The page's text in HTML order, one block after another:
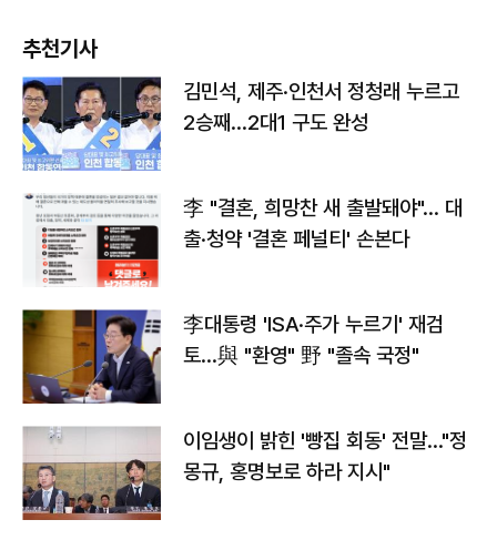
추천기사
김민석, 제주·인천서 정청래 누르고
2승째…2대1 구도 완성
李 "결혼, 희망찬 새 출발돼야"… 대
출·청약 '결혼 페널티' 손본다
李대통령 'ISA·주가 누르기' 재검
토…與 "환영" 野 "졸속 국정"
이임생이 밝힌 '빵집 회동' 전말…"정
몽규, 홍명보로 하라 지시"